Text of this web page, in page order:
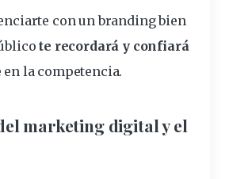
con un branding bien
te recordará y confiará
en la competencia.
marketing digital y el